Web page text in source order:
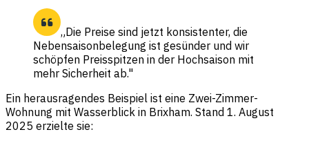
„Die Preise sind jetzt konsistenter, die
Nebensaisonbelegung ist gesünder und wir
schöpfen Preisspitzen in der Hochsaison mit
mehr Sicherheit ab."
Ein herausragendes Beispiel ist eine Zwei-Zimmer-
Wohnung mit Wasserblick in Brixham. Stand 1. August
2025 erzielte sie: